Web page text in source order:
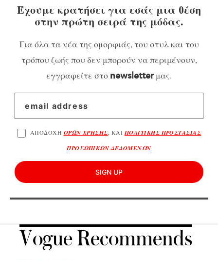
Έχουμε κρατήσει για εσάς μια θέση
στην πρώτη σειρά της μόδας.
Για όλα τα νέα της ομορφιάς, του στυλ και του
τρόπου ζωής που δεν μπορούν να περιμένουν,
εγγραφείτε στο newsletterμας.
ΑΠΟΔΟΧΗ ΟΡΩΝ ΧΡΗΣΗΣ, ΚΑΙΠΟΛΙΤΙΚΗΣ ΠΡΟΣΤΑΣΙΑΣ
ΠΡΟΣΩΠΙΚΩΝ ΔΕΔΟΜΕΝΩΝ
SIGN UP
Vogue Recommends